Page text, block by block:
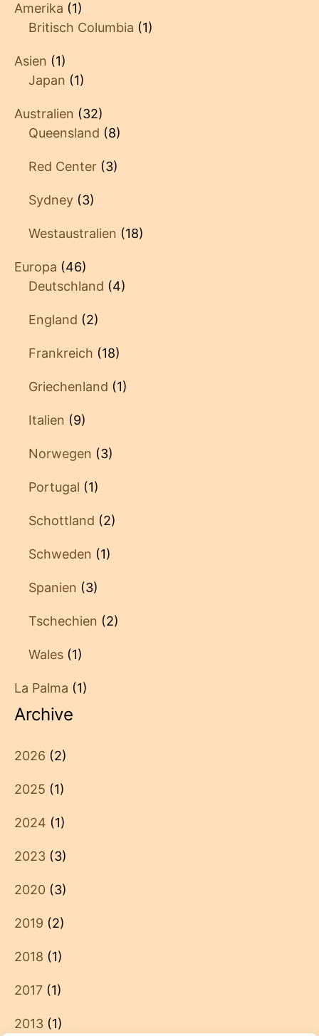
Amerika (1)
Britisch Columbia (1)
Asien (1)
Japan (1)
Australien (32)
Queensland (8)
Red Center (3)
Sydney (3)
Westaustralien (18)
Europa (46)
Deutschland (4)
England (2)
Frankreich (18)
Griechenland (1)
Italien (9)
Norwegen (3)
Portugal (1)
Schottland (2)
Schweden (1)
Spanien (3)
Tschechien (2)
Wales (1)
La Palma (1)
Archive
2026 (2)
2025 (1)
2024 (1)
2023 (3)
2020 (3)
2019 (2)
2018 (1)
2017 (1)
2013 (1)